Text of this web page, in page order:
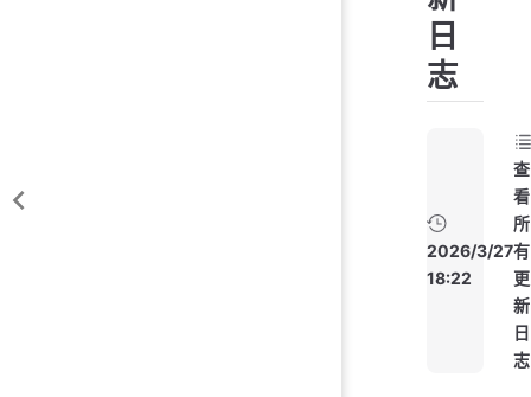
日
志
2026/3/27
18:22
查
看
所
有
更
新
日
志